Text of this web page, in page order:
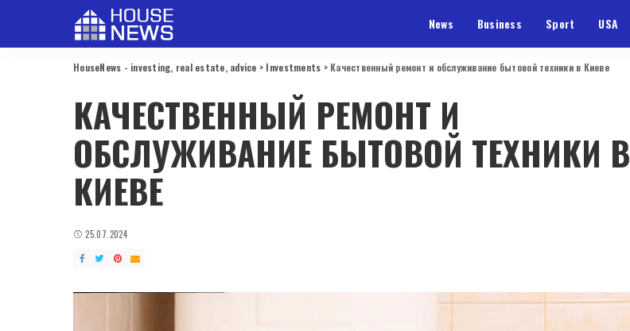
News Business Sport USA
HouseNews - investing, real estate, advice > Investments > Качественный ремонт и обслуживание бытовой техники в Киеве
КАЧЕСТВЕННЫЙ РЕМОНТ И
ОБСЛУЖИВАНИЕ БЫТОВОЙ ТЕХНИКИ В
КИЕВЕ
25.07.2024